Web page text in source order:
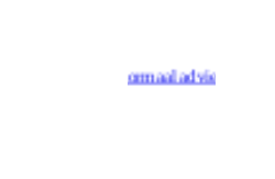
geven paranormaal advies en